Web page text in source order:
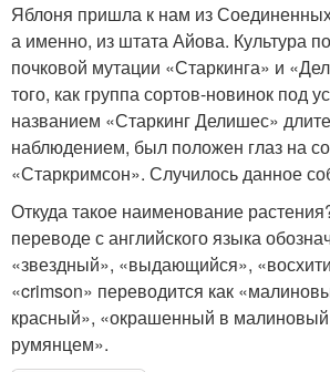
Яблоня пришла к нам из
а именно, из штата Айова. Культура
почковой мутации «Старкинга» и
того, как группа сортов-новинок под
названием «Старкинг Делишес»
наблюдением, был положен глаз на
«Старкримсон». Случилось данное
Откуда такое наименование
переводе с английского языка
«звездный», «выдающийся»,
«crimson» переводится как
красный», «окрашенный в
румянцем».